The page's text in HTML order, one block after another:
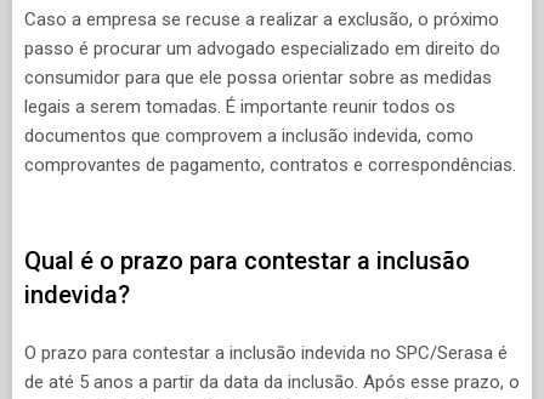
Caso a empresa se recuse a realizar a exclusão, o próximo
passo é procurar um advogado especializado em direito do
consumidor para que ele possa orientar sobre as medidas
legais a serem tomadas. É importante reunir todos os
documentos que comprovem a inclusão indevida, como
comprovantes de pagamento, contratos e correspondências.
Qual é o prazo para contestar a inclusão
indevida?
O prazo para contestar a inclusão indevida no SPC/Serasa é
de até 5 anos a partir da data da inclusão. Após esse prazo, o